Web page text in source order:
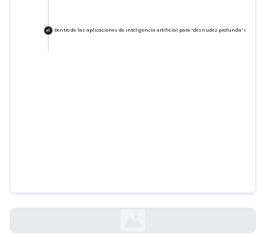
+1 Dentro de las aplicaciones de inteligencia artificial para “desnudez profunda” que se